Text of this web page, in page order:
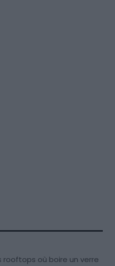
rooftops où boire un verre